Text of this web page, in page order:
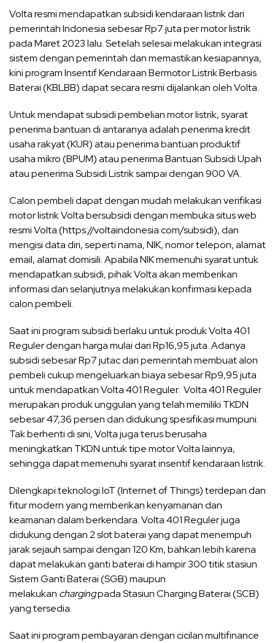
Volta resmi mendapatkan subsidi kendaraan listrik dari
pemerintah Indonesia sebesar Rp7 juta per motor listrik
pada Maret 2023 lalu. Setelah selesai melakukan integrasi
sistem dengan pemerintah dan memastikan kesiapannya,
kini program Insentif Kendaraan Bermotor Listrik Berbasis
Baterai (KBLBB) dapat secara resmi dijalankan oleh Volta.
Untuk mendapat subsidi pembelian motor listrik, syarat
penerima bantuan di antaranya adalah penerima kredit
usaha rakyat (KUR) atau penerima bantuan produktif
usaha mikro (BPUM) atau penerima Bantuan Subsidi Upah
atau penerima Subsidi Listrik sampai dengan 900 VA.
Calon pembeli dapat dengan mudah melakukan verifikasi
motor listrik Volta bersubsidi dengan membuka situs web
resmi Volta (https://voltaindonesia.com/subsidi), dan
mengisi data diri, seperti nama, NIK, nomor telepon, alamat
email, alamat domisili. Apabila NIK memenuhi syarat untuk
mendapatkan subsidi, pihak Volta akan memberikan
informasi dan selanjutnya melakukan konfirmasi kepada
calon pembeli.
Saat ini program subsidi berlaku untuk produk Volta 401
Reguler dengan harga mulai dari Rp16,95 juta. Adanya
subsidi sebesar Rp7 jutac dari pemerintah membuat alon
pembeli cukup mengeluarkan biaya sebesar Rp9,95 juta
untuk mendapatkan Volta 401 Reguler. Volta 401 Reguler
merupakan produk unggulan yang telah memiliki TKDN
sebesar 47,36 persen dan didukung spesifikasi mumpuni.
Tak berhenti di sini, Volta juga terus berusaha
meningkatkan TKDN untuk tipe motor Volta lainnya,
sehingga dapat memenuhi syarat insentif kendaraan listrik.
Dilengkapi teknologi IoT (Internet of Things) terdepan dan
fitur modern yang memberikan kenyamanan dan
keamanan dalam berkendara. Volta 401 Reguler juga
didukung dengan 2 slot baterai yang dapat menempuh
jarak sejauh sampai dengan 120 Km, bahkan lebih karena
dapat melakukan ganti baterai di hampir 300 titik stasiun
Sistem Ganti Baterai (SGB) maupun
melakukan chargingpada Stasiun Charging Baterai (SCB)
yang tersedia.
Saat ini program pembayaran dengan cicilan multifinance